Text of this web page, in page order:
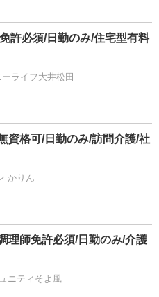
許必須/日勤のみ/住宅型有料
ライフ大井松田
資格可/日勤のみ/訪問介護/社
かりん
理師免許必須/日勤のみ/介護
ニティそよ風